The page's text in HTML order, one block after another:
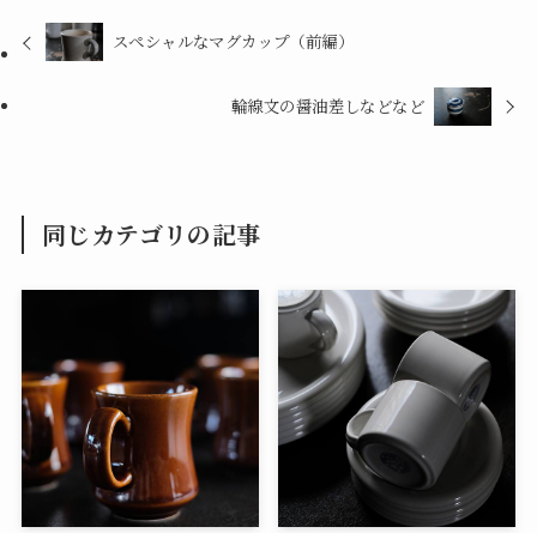
スペシャルなマグカップ（前編）
輪線文の醤油差しなどなど
同じカテゴリの記事